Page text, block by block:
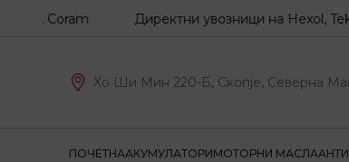
Coram Директни увозници на Hexol,
Хо Ши Мин 220-Б, Скопје, Северна
ПОЧЕТНААКУМУЛАТОРИМОТОРНИ МАСЛА